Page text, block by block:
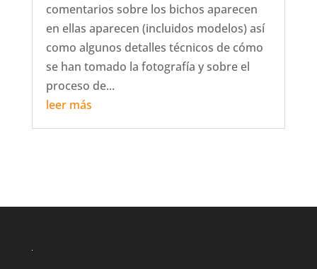
comentarios sobre los bichos aparecen
en ellas aparecen (incluidos modelos) así
como algunos detalles técnicos de cómo
se han tomado la fotografía y sobre el
proceso de...
leer más